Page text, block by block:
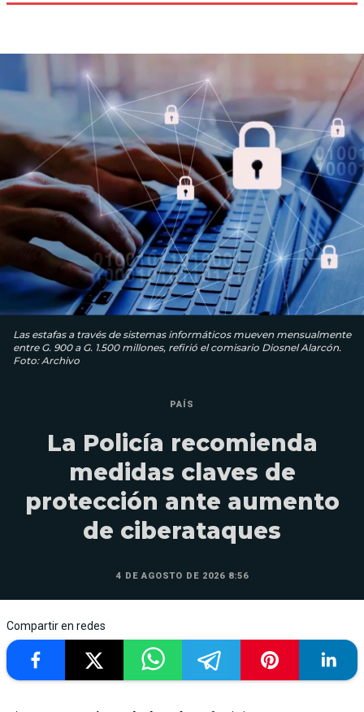
Las estafas a través de sistemas informáticos mueven mensualmente
entre G. 900 a G. 1.500 millones, refirió el comisario Diosnel Alarcón.
Foto: Archivo
PAÍS
La Policía recomienda
medidas claves de
protección ante aumento
de ciberataques
4 DE AGOSTO DE 2026 8:56
Compartir en redes